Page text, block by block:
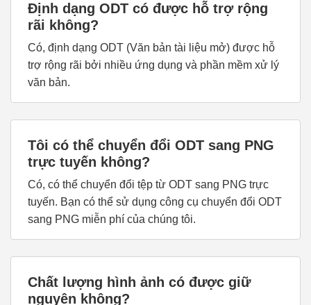
Định dạng ODT có được hỗ trợ rộng
rãi không?
Có, định dạng ODT (Văn bản tài liệu mở) được hỗ
trợ rộng rãi bởi nhiều ứng dụng và phần mềm xử lý
văn bản.
Tôi có thể chuyển đổi ODT sang PNG
trực tuyến không?
Có, có thể chuyển đổi tệp từ ODT sang PNG trực
tuyến. Bạn có thể sử dụng công cụ chuyển đổi ODT
sang PNG miễn phí của chúng tôi.
Chất lượng hình ảnh có được giữ
nguyên không?